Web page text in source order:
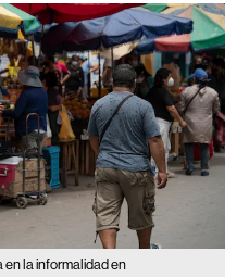
en la informalidad en